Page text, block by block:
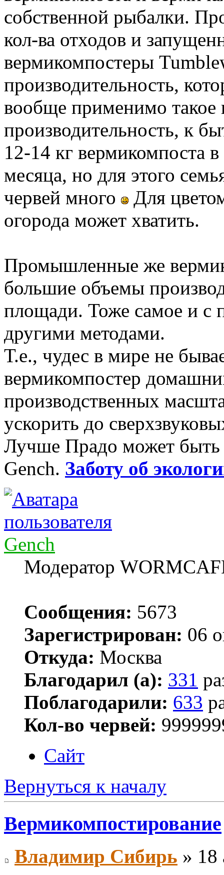
собственной рыбалки.
кол-ва отходов и
вермикомпостеры
производительность,
вообще применимо такое
производительность, к
12-14 кг вермикомпоста
месяца, но для этого
червей много
Для
огорода может хватить.
Промышленные же
большие объемы
площади. Тоже самое и с
другими методами.
Т.е., чудес в мире не
вермикомпостер
производственных
ускорить до
Лучше Прадо может
Gench. Заботу об
Gench
Модератор
Сообщения: 5673
Зарегистрирован: 06
Откуда: Москва
Благодарил (а): 331
Поблагодарили: 633
Кол-во червей:
Сайт
Вернуться к началу
Вермикомпостирование
Владимир Сибирь » 18